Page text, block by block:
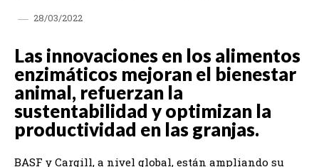
28/03/2022
Las innovaciones en los alimentos
enzimáticos mejoran el bienestar
animal, refuerzan la
sustentabilidad y optimizan la
productividad en las granjas.
BASF y Cargill, a nivel global, están ampliando su